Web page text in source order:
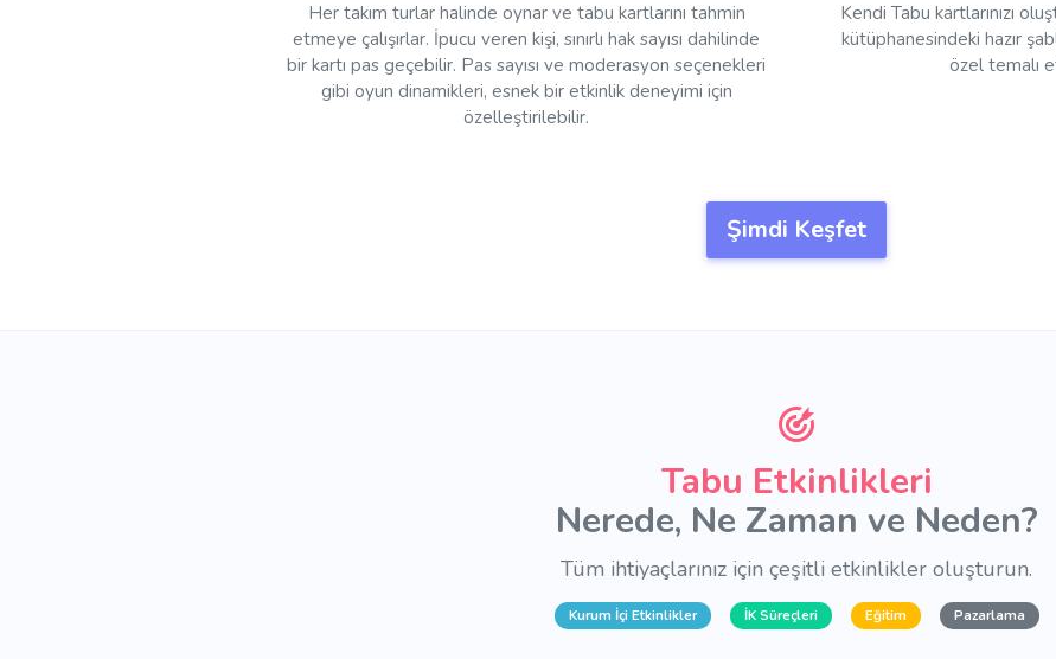
Her takım turlar halinde oynar ve tabu kartlarını tahmin
etmeye çalışırlar. İpucu veren kişi, sınırlı hak sayısı dahilinde
bir kartı pas geçebilir. Pas sayısı ve moderasyon seçenekleri
gibi oyun dinamikleri, esnek bir etkinlik deneyimi için
özelleştirilebilir.
Kendi Tabu kartlarınızı
kütüphanesindeki hazır
özel temalı
Şimdi Keşfet
Tabu Etkinlikleri
Nerede, Ne Zaman ve Neden?
Tüm ihtiyaçlarınız için çeşitli etkinlikler oluşturun.
Kurum İçi Etkinlikler İK Süreçleri Eğitim Pazarlama